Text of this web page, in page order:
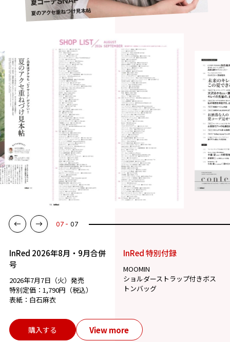
【１】目の下のクマラインにゴールドを4点置き。肌のト
07 07
InRed 2026年8月・9月合併
号
2026年7月7日（火）発売
特別定価：1,790円（税込）
表紙：白石麻衣
InRed 特別付録
MOOMIN
ショルダーストラップ付きボス
トンバッグ
購入する View more